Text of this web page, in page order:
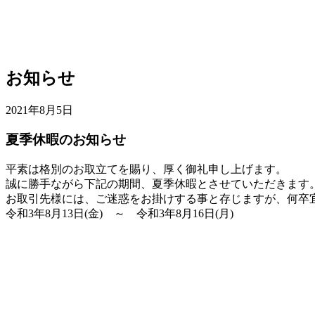
お知らせ
2021年8月5日
夏季休暇のお知らせ
平素は格別のお取立てを賜り、厚く御礼申し上げます。
誠に勝手ながら下記の期間、夏季休暇とさせていただきます。
お取引先様には、ご迷惑をお掛けする事と存じますが、何卒
令和3年8月13日(金) ～ 令和3年8月16日(月)